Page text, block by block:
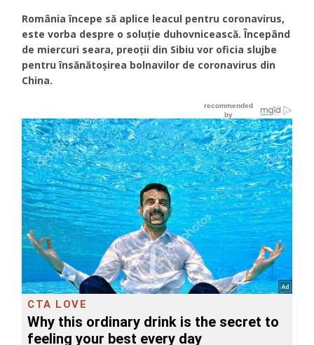
România începe să aplice leacul pentru coronavirus,
este vorba despre o soluție duhovnicească. Începând
de miercuri seara, preoții din Sibiu vor oficia slujbe
pentru însănătoșirea bolnavilor de coronavirus din
China.